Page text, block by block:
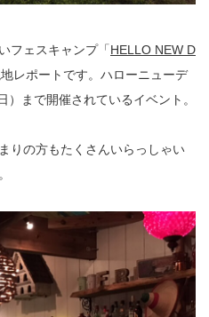
フェスキャンプ「HELLO NEW D
地レポートです。ハローニューデ
まで開催されているイベント。
りの方もたくさんいらっしゃい